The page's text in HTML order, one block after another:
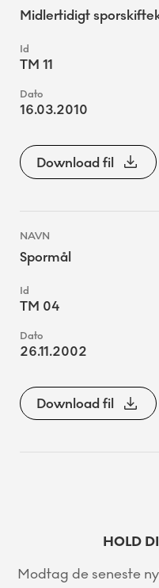
Midlertidigt
TM 11
16.03.2010
Download fil
Spormål
TM 04
26.11.2002
Download fil
HOLD
Modtag de seneste